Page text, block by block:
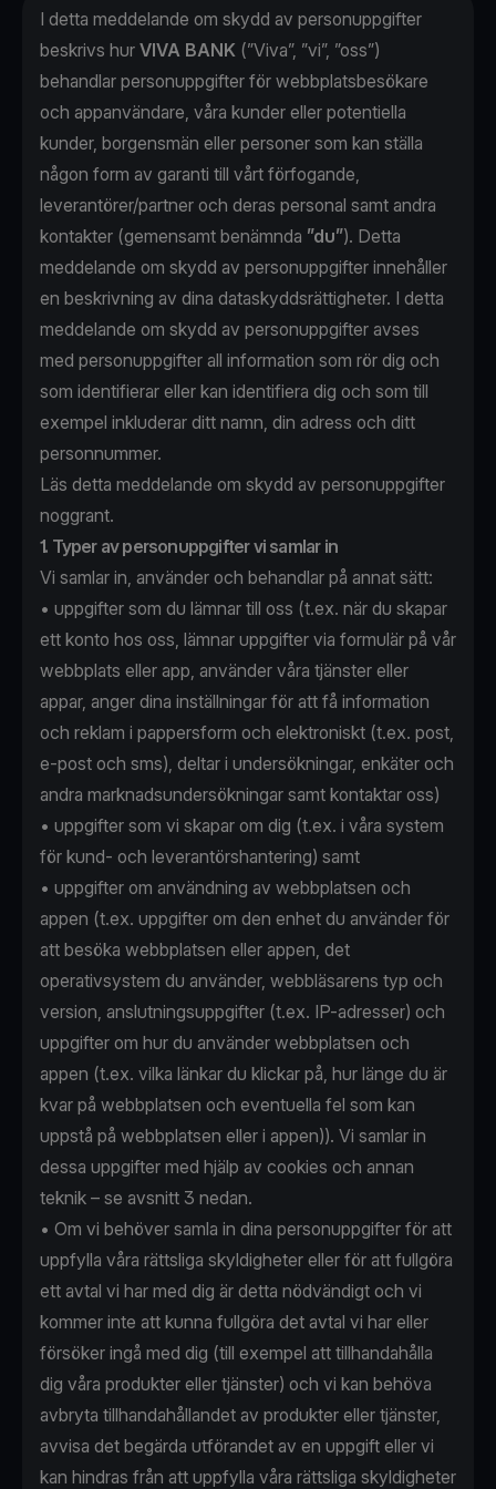
I detta meddelande om skydd av personuppgifter
beskrivs hur VIVA BANK (”Viva”, ”vi”, ”oss”)
behandlar personuppgifter för webbplatsbesökare
och appanvändare, våra kunder eller potentiella
kunder, borgensmän eller personer som kan ställa
någon form av garanti till vårt förfogande,
leverantörer/partner och deras personal samt andra
kontakter (gemensamt benämnda ”du”). Detta
meddelande om skydd av personuppgifter innehåller
en beskrivning av dina dataskyddsrättigheter. I detta
meddelande om skydd av personuppgifter avses
med personuppgifter all information som rör dig och
som identifierar eller kan identifiera dig och som till
exempel inkluderar ditt namn, din adress och ditt
personnummer.
Läs detta meddelande om skydd av personuppgifter
noggrant.
1. Typer av personuppgifter vi samlar in
Vi samlar in, använder och behandlar på annat sätt:
• uppgifter som du lämnar till oss (t.ex. när du skapar
ett konto hos oss, lämnar uppgifter via formulär på vår
webbplats eller app, använder våra tjänster eller
appar, anger dina inställningar för att få information
och reklam i pappersform och elektroniskt (t.ex. post,
e-post och sms), deltar i undersökningar, enkäter och
andra marknadsundersökningar samt kontaktar oss)
• uppgifter som vi skapar om dig (t.ex. i våra system
för kund- och leverantörshantering) samt
• uppgifter om användning av webbplatsen och
appen (t.ex. uppgifter om den enhet du använder för
att besöka webbplatsen eller appen, det
operativsystem du använder, webbläsarens typ och
version, anslutningsuppgifter (t.ex. IP-adresser) och
uppgifter om hur du använder webbplatsen och
appen (t.ex. vilka länkar du klickar på, hur länge du är
kvar på webbplatsen och eventuella fel som kan
uppstå på webbplatsen eller i appen)). Vi samlar in
dessa uppgifter med hjälp av cookies och annan
teknik – se avsnitt 3 nedan.
• Om vi behöver samla in dina personuppgifter för att
uppfylla våra rättsliga skyldigheter eller för att fullgöra
ett avtal vi har med dig är detta nödvändigt och vi
kommer inte att kunna fullgöra det avtal vi har eller
försöker ingå med dig (till exempel att tillhandahålla
dig våra produkter eller tjänster) och vi kan behöva
avbryta tillhandahållandet av produkter eller tjänster,
avvisa det begärda utförandet av en uppgift eller vi
kan hindras från att uppfylla våra rättsliga skyldigheter